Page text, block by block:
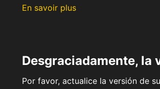
En savoir plus
Desgraciadamente, la
Por favor, actualice la versión de